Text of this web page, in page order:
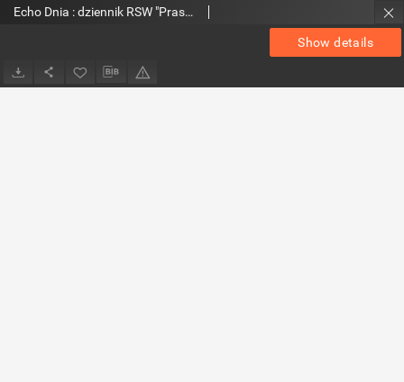
Show details
Echo Dnia : dziennik RSW "Prasa-Książka-Ruch" 1973, R.3, nr 131